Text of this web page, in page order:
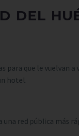
DEL
para que le vuelvan a
hotel.
una red pública